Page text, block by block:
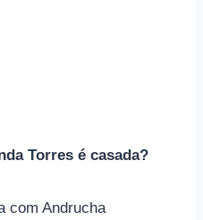
Torres é casada?
com Andrucha